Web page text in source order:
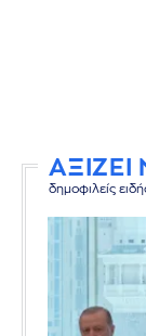
δημοφιλείς